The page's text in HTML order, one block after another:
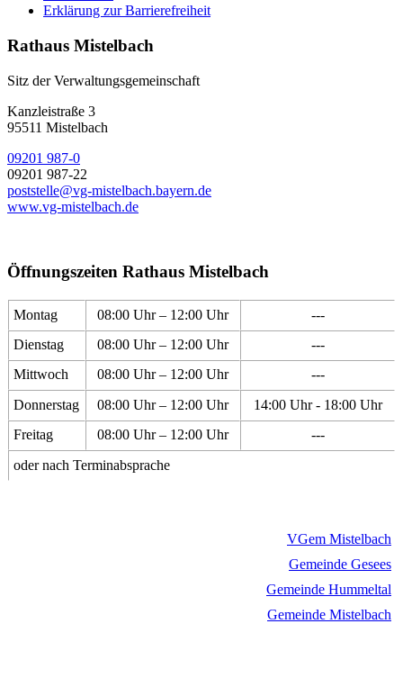
Erklärung zur Barrierefreiheit
Rathaus Mistelbach
Sitz der Verwaltungsgemeinschaft
Kanzleistraße 3
95511 Mistelbach
09201 987-0
09201 987-22
poststelle@vg-mistelbach.bayern.de
www.vg-mistelbach.de
Öffnungszeiten Rathaus Mistelbach
Montag 08:00 Uhr – 12:00 Uhr
---
Dienstag
08:00 Uhr – 12:00 Uhr
---
Mittwoch
08:00 Uhr – 12:00 Uhr
---
Donnerstag
08:00 Uhr – 12:00 Uhr
14:00 Uhr - 18:00 Uhr
Freitag
08:00 Uhr – 12:00 Uhr
---
oder nach Terminabsprache
VGem Mistelbach
Gemeinde Gesees
Gemeinde Hummeltal
Gemeinde Mistelbach